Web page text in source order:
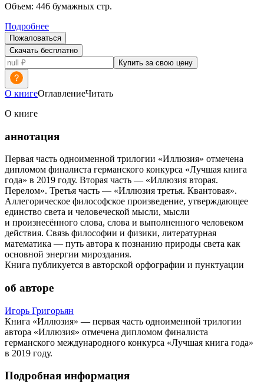
Объем: 446 бумажных стр.
Подробнее
Пожаловаться
Скачать бесплатно
Купить за свою цену
О книгеОглавлениеЧитать
О книге
аннотация
Первая часть одноименной трилогии «Иллюзия» отмечена
дипломом финалиста германского конкурса «Лучшая книга
года» в 2019 году. Вторая часть — «Иллюзия вторая.
Перелом». Третья часть — «Иллюзия третья. Квантовая».
Аллегорическое философское произведение, утверждающее
единство света и человеческой мысли, мысли
и произнесённого слова, слова и выполненного человеком
действия. Связь философии и физики, литературная
математика — путь автора к познанию природы света как
основной энергии мироздания.
Книга публикуется в авторской орфографии и пунктуации
об авторе
Игорь Григорьян
Книга «Иллюзия» — первая часть одноименной трилогии
автора «Иллюзия» отмечена дипломом финалиста
германского международного конкурса «Лучшая книга года»
в 2019 году.
Подробная информация